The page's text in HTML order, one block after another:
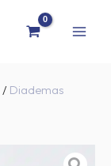
/ Diademas